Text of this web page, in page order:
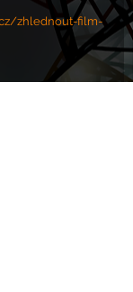
zhlednout-film-